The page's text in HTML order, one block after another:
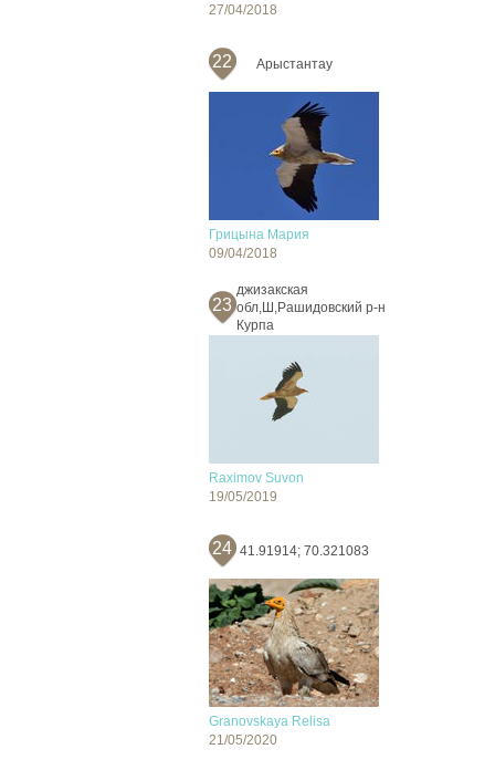
27/04/2018
22 Арыстантау
Грицына Мария
09/04/2018
23
джизакская
обл,Ш,Рашидовский р-н
Курпа
Raximov Suvon
19/05/2019
24 41.91914; 70.321083
Granovskaya Relisa
21/05/2020